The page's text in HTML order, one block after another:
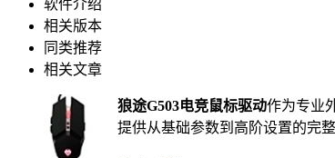
软件介绍
相关版本
同类推荐
相关文章
狼途G503电竞鼠标驱动作为专业
提供从基础参数到高阶设置的完